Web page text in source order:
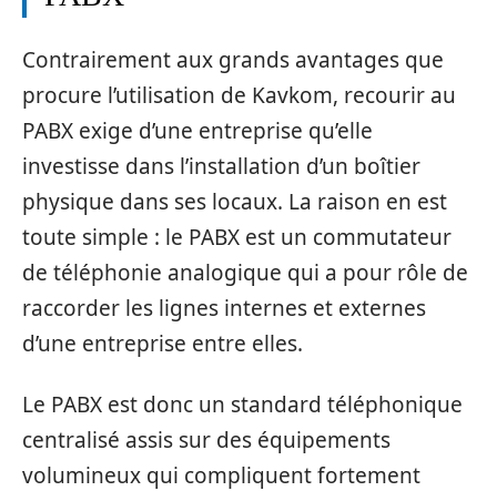
Contrairement aux grands avantages que
procure l’utilisation de Kavkom, recourir au
PABX exige d’une entreprise qu’elle
investisse dans l’installation d’un boîtier
physique dans ses locaux. La raison en est
toute simple : le PABX est un commutateur
de téléphonie analogique qui a pour rôle de
raccorder les lignes internes et externes
d’une entreprise entre elles.
Le PABX est donc un standard téléphonique
centralisé assis sur des équipements
volumineux qui compliquent fortement